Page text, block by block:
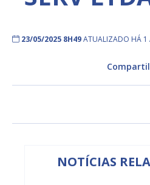
23/05/2025 8H49ATUALIZADO HÁ 1
NOTÍCIAS